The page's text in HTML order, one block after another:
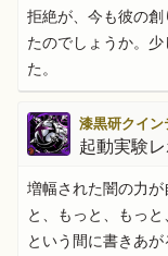
拒絶が、今も彼の
たのでしょうか。
た。
漆黒研クイン
起動実験
増幅された闇の力
と、もっと、もっ
という間に書きあ